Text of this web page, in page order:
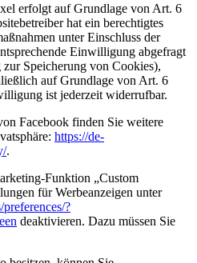
erfolgt auf Grundlage von Art. 6
hat ein berechtigtes
unter Einschluss der
Einwilligung abgefragt
Speicherung von Cookies),
auf Grundlage von Art. 6
ist jederzeit widerrufbar.
Facebook finden Sie weitere
https://de-
.
Funktion „Custom
für Werbeanzeigen unter
?
deaktivieren. Dazu müssen Sie